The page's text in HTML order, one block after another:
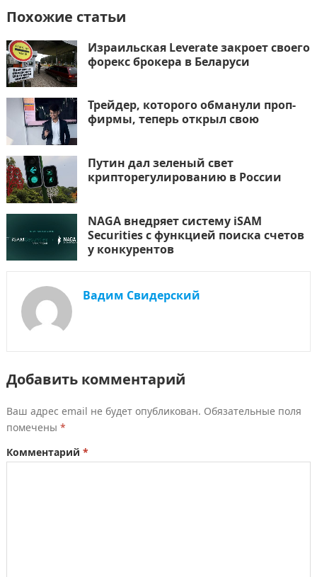
Похожие статьи
Израильская Leverate закроет своего
форекс брокера в Беларуси
Трейдер, которого обманули проп-
фирмы, теперь открыл свою
Путин дал зеленый свет
крипторегулированию в России
NAGA внедряет систему iSAM
Securities с функцией поиска счетов
у конкурентов
Вадим Свидерский
Добавить комментарий
Ваш адрес email не будет опубликован. Обязательные поля
помечены *
Комментарий *